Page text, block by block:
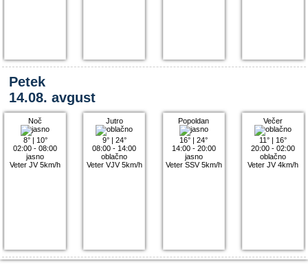
Petek
14.08. avgust
Noč
8°| 10°
02:00 - 08:00
jasno
Veter JV 5km/h
Jutro
9°| 24°
08:00 - 14:00
oblačno
Veter VJV 5km/h
Popoldan
16° |24°
14:00 - 20:00
jasno
Veter SSV 5km/h
Večer
11°| 16°
20:00 - 02:00
oblačno
Veter JV 4km/h